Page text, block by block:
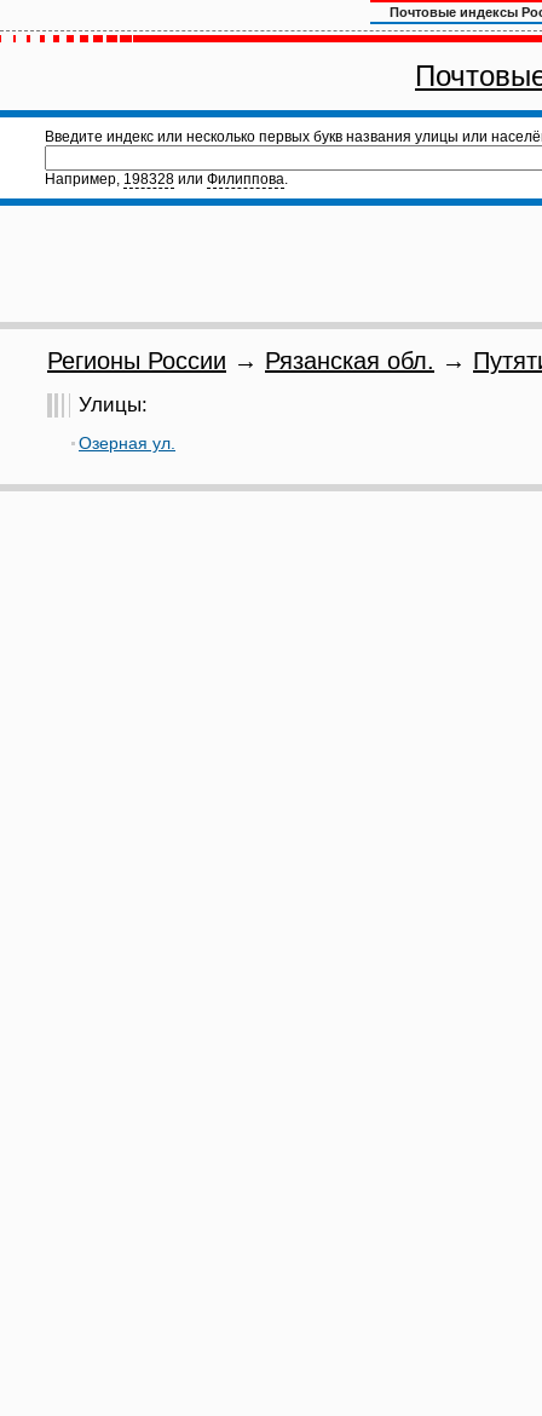
Почтовые индексы
Введите индекс или несколько первых букв названия улицы или
Например, 198328 или Филиппова.
Регионы России → Рязанская обл. →
Улицы:
Озерная ул.